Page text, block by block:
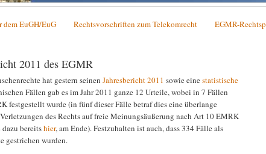
dem EuGH/EuG Rechtsvorschriften zum Telekomrecht EGMR-
2011 des EGMR
hat gestern seinen Jahresbericht 2011 sowie einestatistische
Fällen gab es im Jahr 2011 ganze 12 Urteile, wobei in 7 Fällen
festgestellt wurde (in fünf dieser Fälle betraf dies eine überlange
des Rechts auf freie Meinungsäußerung nach Art 10 EMRK
bereitshier, am Ende). Festzuhalten ist auch, dass 334 Fälle als
gestrichen wurden.